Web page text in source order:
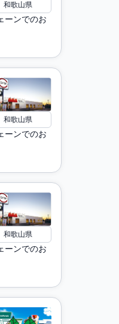
和歌山県
ーンでのお
和歌山県
ーンでのお
和歌山県
ーンでのお